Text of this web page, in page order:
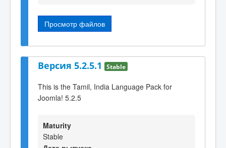
Просмотр файлов
Версия 5.2.5.1 Stable
This is the Tamil, India Language Pack for
Joomla! 5.2.5
Maturity
Stable